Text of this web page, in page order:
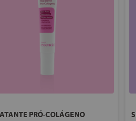
PRÓ-COLÁGENO